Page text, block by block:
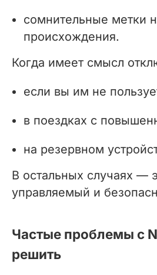
сомнительные метки
происхождения.
Когда имеет смысл
если вы им не
в поездках с
на резервном
В остальных случаях —
управляемый и
Частые проблемы с
решить